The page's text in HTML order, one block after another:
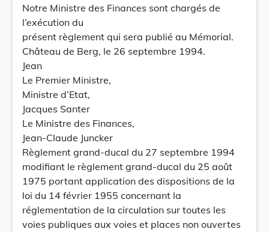
Notre Ministre des Finances sont chargés de
l’exécution du
présent règlement qui sera publié au Mémorial.
Château de Berg, le 26 septembre 1994.
Jean
Le Premier Ministre,
Ministre d’Etat,
Jacques Santer
Le Ministre des Finances,
Jean-Claude Juncker
Règlement grand-ducal du 27 septembre 1994
modifiant le règlement grand-ducal du 25 août
1975 portant application des dispositions de la
loi du 14 février 1955 concernant la
réglementation de la circulation sur toutes les
voies publiques aux voies et places non ouvertes